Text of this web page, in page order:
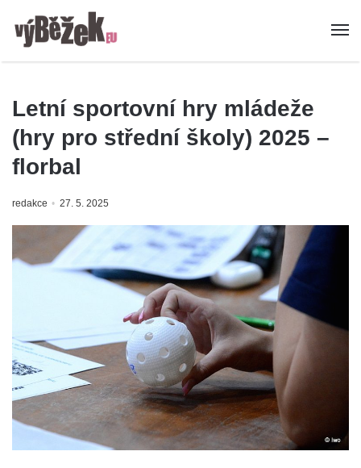
Letní sportovní hry mládeže
(hry pro střední školy) 2025 –
florbal
redakce 27. 5. 2025